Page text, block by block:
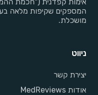
המספקים שקיפות מלאה
מושכלת.
ניווט
יצירת קשר
אודות MedReviews